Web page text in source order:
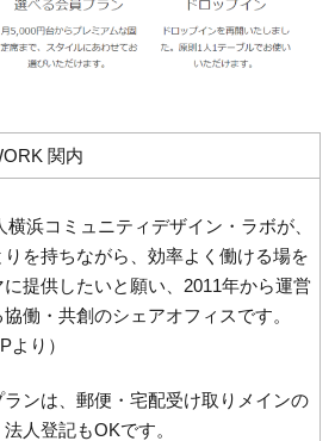
関内
横浜コミュニティデザイン・ラボが、
を持ちながら、効率よく働ける場を
に提供したいと願い、2011年から運営
協働・共創のシェアオフィスです。
より）
ランは、郵便・宅配受け取りメインの
人登記もOKです。